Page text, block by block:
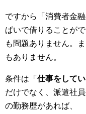
ですから「消費者金
ぱいで借りることが
も問題ありません。
もありません。
条件は「 仕事をして
だけでなく、派遣社
の勤務歴があれば、